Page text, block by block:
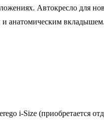
Автокресло для
и анатомическим вкладышем.
i-Size (приобретается